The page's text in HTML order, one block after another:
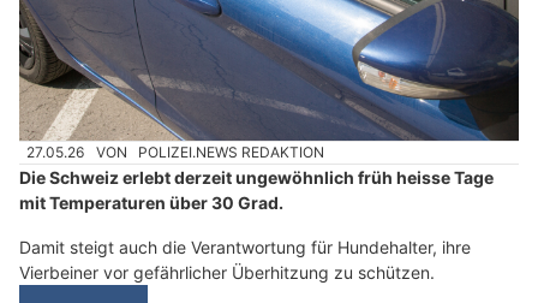
27.05.26 VON POLIZEI.NEWS REDAKTION
Die Schweiz erlebt derzeit ungewöhnlich früh heisse Tage
mit Temperaturen über 30 Grad.
Damit steigt auch die Verantwortung für Hundehalter, ihre
Vierbeiner vor gefährlicher Überhitzung zu schützen.